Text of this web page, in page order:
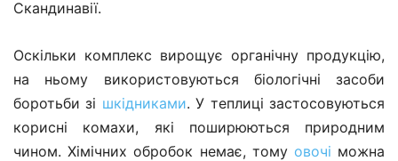
Скандинавії.
Оскільки комплекс вирощує органічну продукцію,
на ньому використовуються біологічні засоби
боротьби зі шкідниками. У теплиці застосовуються
корисні комахи, які поширюються природним
чином. Хімічних обробок немає, тому овочі можна